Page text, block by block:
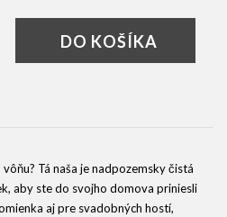
DO KOŠÍKA
Tá naša je nadpozemsky čistá
aby ste do svojho domova priniesli
aj pre svadobných hostí,